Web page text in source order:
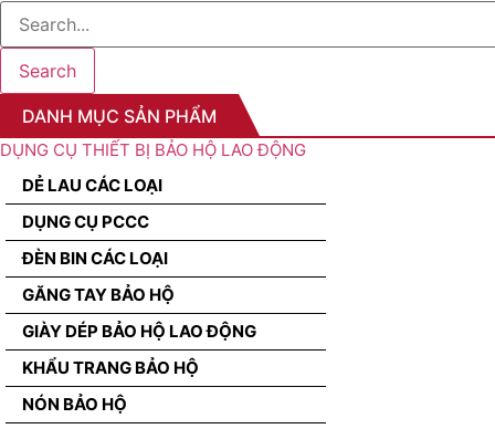
Search
DANH MỤC SẢN PHẨM
DỤNG CỤ THIẾT BỊ BẢO HỘ LAO ĐỘNG
DẺ LAU CÁC LOẠI
DỤNG CỤ PCCC
ĐÈN BIN CÁC LOẠI
GĂNG TAY BẢO HỘ
GIÀY DÉP BẢO HỘ LAO ĐỘNG
KHẨU TRANG BẢO HỘ
NÓN BẢO HỘ